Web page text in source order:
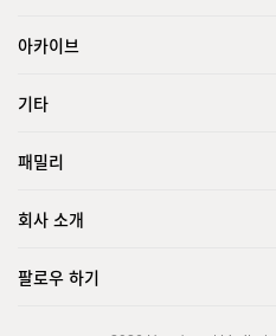
아카이브
기타
패밀리
회사 소개
팔로우 하기